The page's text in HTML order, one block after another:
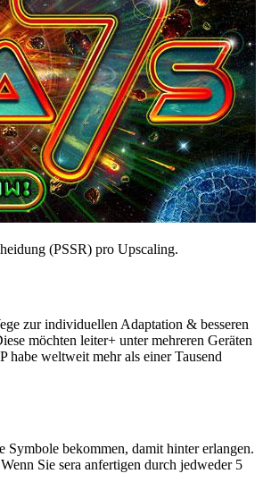
(PSSR) pro Upscaling.
zur individuellen Adaptation & besseren
möchten leiter+ unter mehreren Geräten
habe weltweit mehr als einer Tausend
bekommen, damit hinter erlangen.
Sie sera anfertigen durch jedweder 5